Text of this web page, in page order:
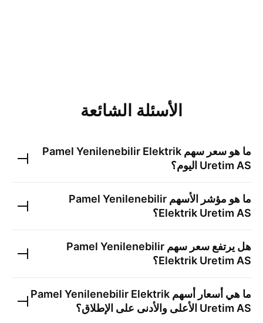
الأسئلة الشائعة
ما هو سعر سهم Pamel Yenilenebilir Elektrik
Uretim AS اليوم؟
ما هو مؤشر الأسهم Pamel Yenilenebilir
Elektrik Uretim AS؟
هل يرتفع سعر سهم Pamel Yenilenebilir
Elektrik Uretim AS؟
ما هي أسعار أسهم Pamel Yenilenebilir Elektrik
Uretim AS الأعلى والأدنى على الإطلاق؟